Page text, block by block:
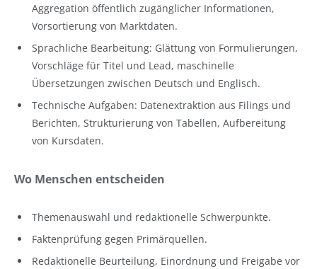
Aggregation öffentlich zugänglicher Informationen,
Vorsortierung von Marktdaten.
Sprachliche Bearbeitung: Glättung von Formulierungen,
Vorschläge für Titel und Lead, maschinelle
Übersetzungen zwischen Deutsch und Englisch.
Technische Aufgaben: Datenextraktion aus Filings und
Berichten, Strukturierung von Tabellen, Aufbereitung
von Kursdaten.
Wo Menschen entscheiden
Themenauswahl und redaktionelle Schwerpunkte.
Faktenprüfung gegen Primärquellen.
Redaktionelle Beurteilung, Einordnung und Freigabe vor